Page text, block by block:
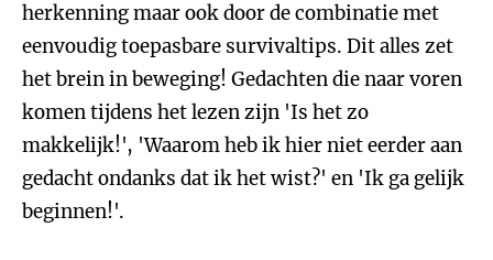
herkenning maar ook door de combinatie met
eenvoudig toepasbare survivaltips. Dit alles zet
het brein in beweging! Gedachten die naar voren
komen tijdens het lezen zijn 'Is het zo
makkelijk!', 'Waarom heb ik hier niet eerder aan
gedacht ondanks dat ik het wist?' en 'Ik ga gelijk
beginnen!'.